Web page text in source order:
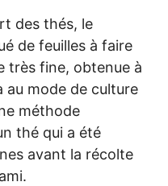
des thés, le
de feuilles à faire
très fine, obtenue à
mode de culture
méthode
thé qui a été
avant la récolte